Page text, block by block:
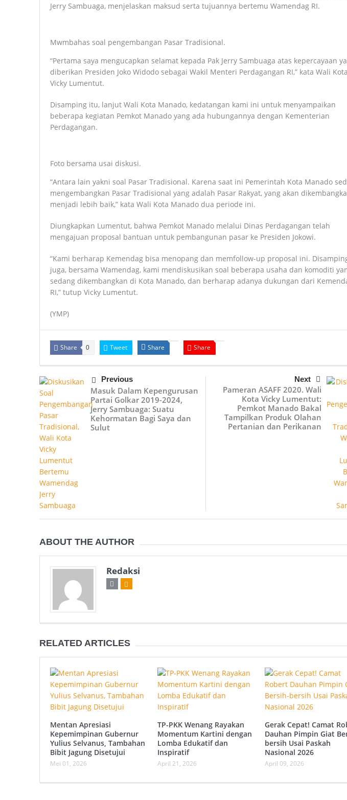
Jerry Sambuaga, menjelaskan maksud serta tujuannya bertemu Wamendag RI.
Mwmbahas soal pengembangan Pasar Tradisional.
“Pertama saya mengucapkan selamat kepada Pak Jerry Sambuaga atas kepercayaan
diberikan Presiden Joko Widodo sebagai Wakil Menteri Perdagangan RI,” kata Wali Kota
Vicky Lumentut.
Disamping itu, lanjut Wali Kota Manado, kedatangan kami ini untuk menyampaikan
beberapa kegiatan Pemkot Manado yang ada hubungannya dengan Kementerian
Perdagangan.
Foto bersama usai diskusi.
“Antara lain yakni soal Pasar Tradisional. Karena saat ini Pemerintah Kota Manado
mengembangkan Pasar Tradisional yang adalah Pasar Rakyat, yang akan
menjadi lebih baik,” kata Wali Kota Manado dua periode ini.
Diungkapkan Lumentut, bahwa Pemkot Manado melalui Dinas Perdagangan telah
mengajuan proposal bantuan untuk pembangunan pasar ke Presiden Jokowi.
“Kami berharap Kemendag bisa menopang dan memfollow-up proposal ini.
juga, bersama Wamendag, kami mendiskusikan soal beberapa usaha dan komoditi
sedang dikembangkan di Kota Manado, dan berharap adanya dukungan dari
RI,” tutup Vicky Lumentut.
(YMP)
Share 0 Tweet Share Share
Previous
Masuk Dalam Kepengurusan
Partai Golkar 2019-2024,
Jerry Sambuaga: Suatu
Kehormatan Bagi Saya dan
Sulut
Next
Pameran ASAFF 2020. Wali
Kota Vicky Lumentut:
Pemkot Manado Bakal
Tampilkan Produk Olahan
Pertanian dan Perikanan
ABOUT THE AUTHOR
Redaksi
RELATED ARTICLES
Mentan Apresiasi
Kepemimpinan Gubernur
Yulius Selvanus, Tambahan
Bibit Jagung Disetujui
Mei 01, 2026
TP-PKK Wenang Rayakan
Momentum Kartini dengan
Lomba Edukatif dan
Inspiratif
April 21, 2026
Gerak Cepat! Camat
Dauhan Pimpin Giat
bersih Usai Paskah
Nasional 2026
April 09, 2026